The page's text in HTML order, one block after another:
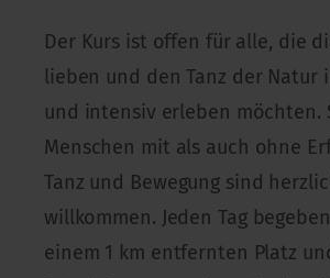
Der Kurs ist offen für alle, die
lieben und den Tanz der Natur
und intensiv erleben möchten.
Menschen mit als auch ohne
Tanz und Bewegung sind
willkommen. Jeden Tag
einem 1 km entfernten Platz